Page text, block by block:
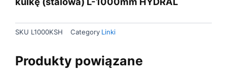
SKU L1000KSH Category Linki
Produkty powiązane